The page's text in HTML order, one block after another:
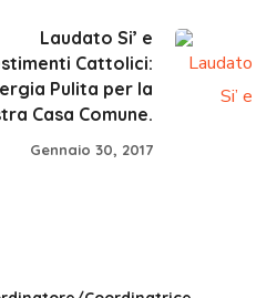
Laudato Si’ e
Cattolici:
Pulita per la
Casa Comune.
Gennaio 30, 2017